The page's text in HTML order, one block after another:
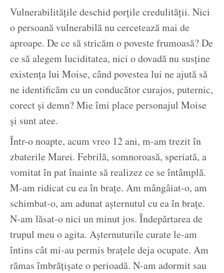
Vulnerabilitățile deschid porțile credulității. Nici
o persoană vulnerabilă nu cercetează mai de
aproape. De ce să stricăm o poveste frumoasă? De
ce să alegem luciditatea, nici o dovadă nu susține
existența lui Moise, când povestea lui ne ajută să
ne identificăm cu un conducător curajos, puternic,
corect și demn? Mie îmi place personajul Moise
și sunt atee.
Într-o noapte, acum vreo 12 ani, m-am trezit în
zbaterile Marei. Febrilă, somnoroasă, speriată, a
vomitat în pat înainte să realizez ce se întâmplă.
M-am ridicat cu ea în brațe. Am mângâiat-o, am
schimbat-o, am adunat așternutul cu ea în brațe.
N-am lăsat-o nici un minut jos. Îndepărtarea de
trupul meu o agita. Așternuturile curate le-am
întins cât mi-au permis brațele deja ocupate. Am
rămas îmbrățișate o perioadă. N-am adormit sau